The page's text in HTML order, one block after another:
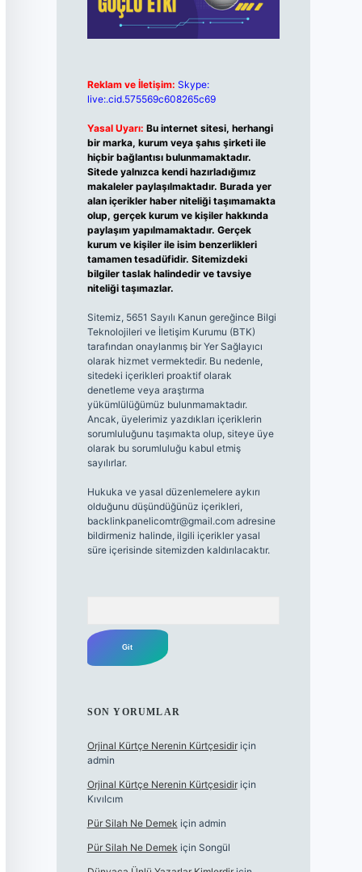
Reklam ve İletişim: Skype:
live:.cid.575569c608265c69
Yasal Uyarı: Bu internet sitesi, herhangi
bir marka, kurum veya şahıs şirketi ile
hiçbir bağlantısı bulunmamaktadır.
Sitede yalnızca kendi hazırladığımız
makaleler paylaşılmaktadır. Burada yer
alan içerikler haber niteliği taşımamakta
olup, gerçek kurum ve kişiler hakkında
paylaşım yapılmamaktadır. Gerçek
kurum ve kişiler ile isim benzerlikleri
tamamen tesadüfidir. Sitemizdeki
bilgiler taslak halindedir ve tavsiye
niteliği taşımazlar.
Sitemiz, 5651 Sayılı Kanun gereğince Bilgi
Teknolojileri ve İletişim Kurumu (BTK)
tarafından onaylanmış bir Yer Sağlayıcı
olarak hizmet vermektedir. Bu nedenle,
sitedeki içerikleri proaktif olarak
denetleme veya araştırma
yükümlülüğümüz bulunmamaktadır.
Ancak, üyelerimiz yazdıkları içeriklerin
sorumluluğunu taşımakta olup, siteye üye
olarak bu sorumluluğu kabul etmiş
sayılırlar.
Hukuka ve yasal düzenlemelere aykırı
olduğunu düşündüğünüz içerikleri,
backlinkpanelicomtr@gmail.comadresine
bildirmeniz halinde, ilgili içerikler yasal
süre içerisinde sitemizden kaldırılacaktır.
SON YORUMLAR
Orjinal Kürtçe Nerenin Kürtçesidiriçin
admin
Orjinal Kürtçe Nerenin Kürtçesidiriçin
Kıvılcım
Pür Silah Ne Demek için admin
Pür Silah Ne Demek için Songül